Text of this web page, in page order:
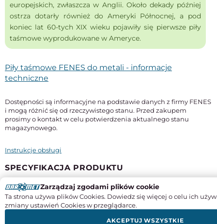
europejskich, zwłaszcza w Anglii. Około dekady później
ostrza dotarły również do Ameryki Północnej, a pod
koniec lat 60-tych XIX wieku pojawiły się pierwsze piły
taśmowe wyprodukowane w Ameryce.
Piły taśmowe FENES do metali - informacje
techniczne
Dostępności są informacyjne na podstawie danych z firmy FENES
i mogą różnić się od rzeczywistego stanu. Przed zakupem
prosimy o kontakt w celu potwierdzenia aktualnego stanu
magazynowego.
Instrukcje obsługi
SPECYFIKACJA PRODUKTU
Długość
2450 mm
Zarządzaj zgodami plików cookie
Ta strona używa plików Cookies. Dowiedz się więcej o celu ich
zmiany ustawień Cookies w przeglądarce.
AKCEPTUJ WSZYSTKIE